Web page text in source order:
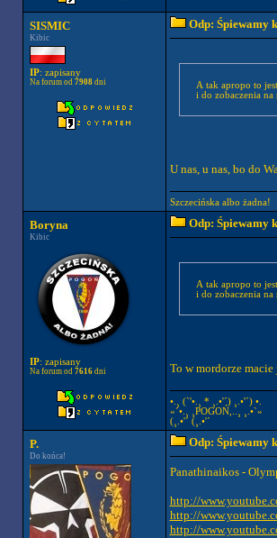
SISMIC
Kibic
IP: zapisany
Na forum od 7908dni
Odp: Śpiewamy
A tak apropo to
i do zobaczenia na
U nas, u nas, bo do
Szczecińska albo żadna!
Boryna
Kibic
IP: zapisany
Na forum od 7616dni
Odp: Śpiewamy
A tak apropo to
i do zobaczenia na
To w mordorze
•.¸ (`'•.¸ * ¸.•'´) ¸.•'´) •.
«´•.¸ ¸POGOŃ,..¸ ¸.•`»
(¸.•'´ (¸.•'´
P.
Do końca!
Odp: Śpiewamy
Panathinaikos -
http://
http://
http://